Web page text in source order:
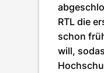
RTL die
schon
will,